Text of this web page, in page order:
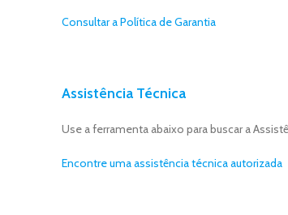
Consultar a Política de Garantia
Assistência Técnica
Use a ferramenta abaixo para buscar a
Encontre uma assistência técnica autorizada